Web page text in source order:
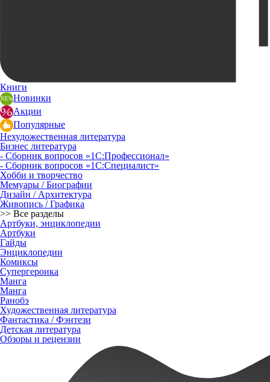
Книги
Новинки
Акции
Популярные
Нехудожественная литература
Бизнес литература
- Сборник вопросов «1С:Профессионал»
- Сборник вопросов «1С:Специалист»
Хобби и творчество
Мемуары / Биографии
Дизайн / Архитектура
Живопись / Графика
>> Все разделы
Артбуки, энциклопедии
Артбуки
Гайды
Энциклопедии
Комиксы
Супергероика
Манга
Манга
Ранобэ
Художественная литература
Фантастика / Фэнтези
Детская литература
Обзоры и рецензии